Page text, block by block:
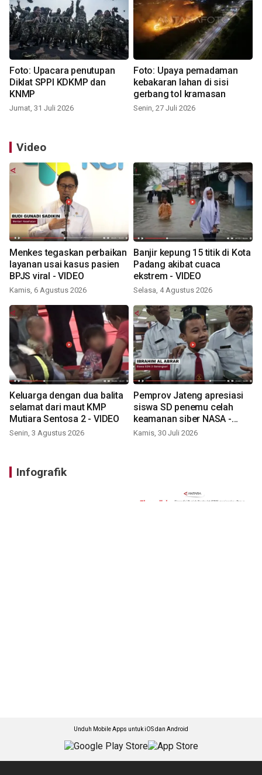
Foto: Upacara penutupan
Diklat SPPI KDKMP dan
KNMP
Jumat, 31 Juli 2026
Foto: Upaya pemadaman
kebakaran lahan di sisi
gerbang tol kramasan
Senin, 27 Juli 2026
Video
Menkes tegaskan perbaikan
layanan usai kasus pasien
BPJS viral - VIDEO
Kamis, 6 Agustus 2026
Banjir kepung 15 titik di Kota
Padang akibat cuaca
ekstrem - VIDEO
Selasa, 4 Agustus 2026
Keluarga dengan dua balita
selamat dari maut KMP
Mutiara Sentosa 2 - VIDEO
Senin, 3 Agustus 2026
Pemprov Jateng apresiasi
siswa SD penemu celah
keamanan siber NASA -
VIDEO
Kamis, 30 Juli 2026
Infografik
Unduh Mobile Apps untuk iOS dan Android